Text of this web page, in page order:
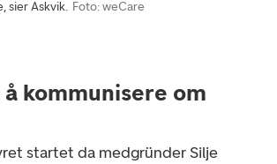
sier Askvik. Foto: weCare
kommunisere om
startet da medgründer Silje